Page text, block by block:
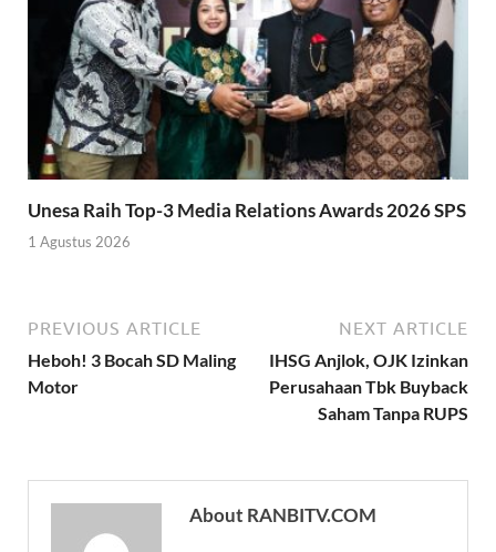
Unesa Raih Top-3 Media Relations Awards 2026 SPS
1 Agustus 2026
PREVIOUS ARTICLE
Heboh! 3 Bocah SD Maling
Motor
NEXT ARTICLE
IHSG Anjlok, OJK Izinkan
Perusahaan Tbk Buyback
Saham Tanpa RUPS
About RANBITV.COM